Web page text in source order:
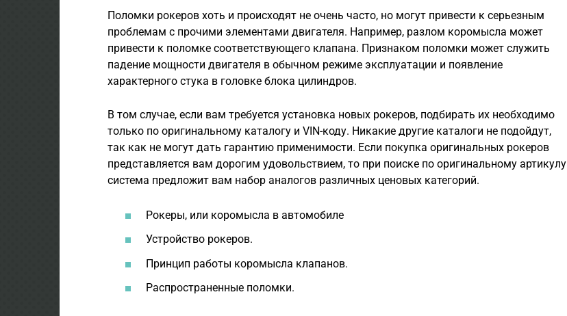
Поломки рокеров хоть и происходят не очень часто, но могут привести к серьезным
проблемам с прочими элементами двигателя. Например, разлом коромысла может
привести к поломке соответствующего клапана. Признаком поломки может служить
падение мощности двигателя в обычном режиме эксплуатации и появление
характерного стука в головке блока цилиндров.
В том случае, если вам требуется установка новых рокеров, подбирать их необходимо
только по оригинальному каталогу и VIN-коду. Никакие другие каталоги не подойдут,
так как не могут дать гарантию применимости. Если покупка оригинальных рокеров
представляется вам дорогим удовольствием, то при поиске по оригинальному артикулу
система предложит вам набор аналогов различных ценовых категорий.
Рокеры, или коромысла в автомобиле
Устройство рокеров.
Принцип работы коромысла клапанов.
Распространенные поломки.